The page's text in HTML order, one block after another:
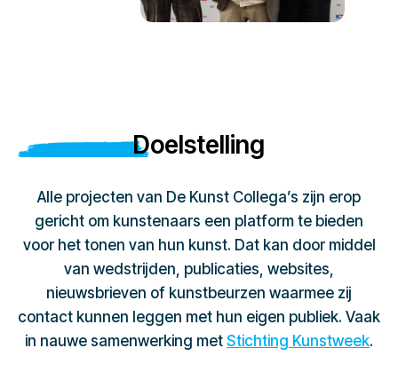
Doelstelling
Alle projecten van De Kunst Collega’s zijn erop
gericht om kunstenaars een platform te bieden
voor het tonen van hun kunst. Dat kan door middel
van wedstrijden, publicaties, websites,
nieuwsbrieven of kunstbeurzen waarmee zij
contact kunnen leggen met hun eigen publiek. Vaak
in nauwe samenwerking met Stichting Kunstweek.